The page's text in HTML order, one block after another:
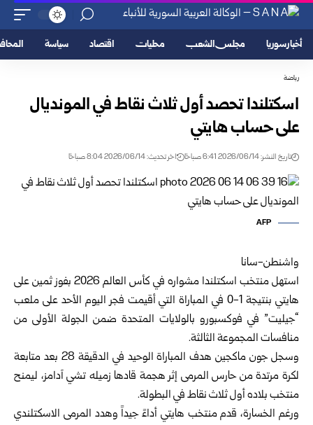
أخبار سوريا مجلس الشعب محليات اقتصاد سياسة
رياضة
اسكتلندا تحصد أول ثلاث نقاط في المونديال
على حساب هايتي
تاريخ النشر: 2026/06/14 6:41 صباحًا اخر تحديث: 2026/06/14 8:04 صباحًا
AFP
واشنطن-سانا
استهل منتخب اسكتلندا مشواره في كأس العالم 2026 بفوز ثمين على
هايتي ‏بنتيجة 1-0 في المباراة التي أقيمت فجر اليوم الأحد على ملعب
“جيليت” في فوكسبورو ‏بالولايات المتحدة ضمن الجولة الأولى من
منافسات المجموعة الثالثة.‏
وسجل جون ماكجين هدف المباراة الوحيد في الدقيقة 28 بعد متابعة
لكرة مرتدة من حارس المرمى إثر هجمة قادها زميله ‏تشي آدامز، ليمنح
منتخب بلاده أول ثلاث نقاط في البطولة.‏
ورغم الخسارة، قدم منتخب هايتي أداءً جيداً وهدد المرمى الاسكتلندي